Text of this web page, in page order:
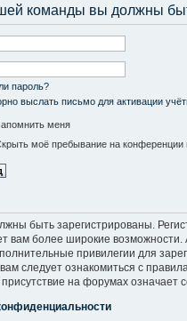
команды вы должны
пароль?
выслать письмо для активации
меня
моё пребывание на конференции
быть зарегистрированы.
вам более широкие
привилегии для
следует ознакомиться с
на форумах означает